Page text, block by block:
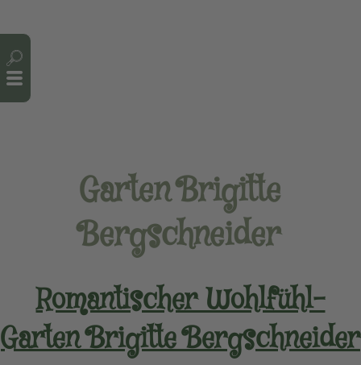
Garten Brigitte
Bergschneider
Romantischer Wohlfühl-
Garten Brigitte Bergschneider